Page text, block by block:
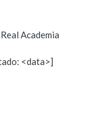
Academia
<data>]